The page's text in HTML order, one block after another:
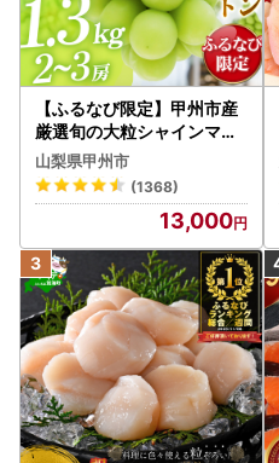
【ふるなび限定】甲州市産
厳選旬の大粒シャインマス
カット 約1.3kg 2～3房【2
026年発送】（MG）B12-
472 FN-Limited-VO シャ
インマスカット フルーツ
山梨県甲州市
(1368)
13,000